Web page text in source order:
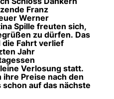
Franz
Werner
Spille freuten sich,
zu dürfen. Das
Fahrt verlief
Jahr
Verlosung statt.
Preise nach den
auf das nächste